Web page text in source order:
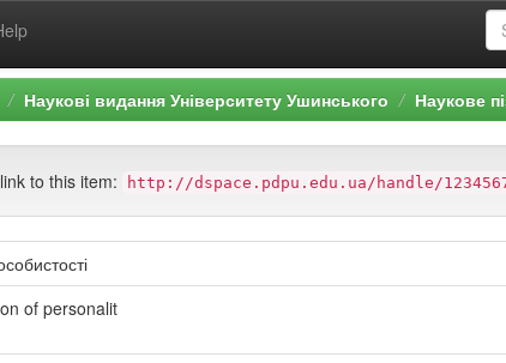
Наукові видання Університету Ушинського Наукове
to this item: http://dspace.pdpu.edu.ua/handle/
of personalit